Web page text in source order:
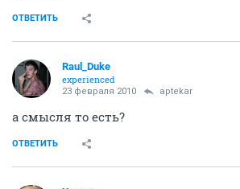
ОТВЕТИТЬ
Raul_Duke
experienced
23 февраля 2010 aptekar
а смысля то есть?
ОТВЕТИТЬ